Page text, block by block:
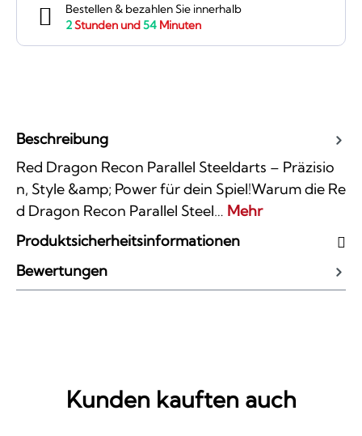
Bestellen & bezahlen Sie innerhalb
2Stunden und54 Minuten
Beschreibung
Red Dragon Recon Parallel Steeldarts – Präzisio
n, Style &amp; Power für dein Spiel!Warum die Re
d Dragon Recon Parallel Steel… Mehr
Produktsicherheitsinformationen
Bewertungen
Kunden kauften auch